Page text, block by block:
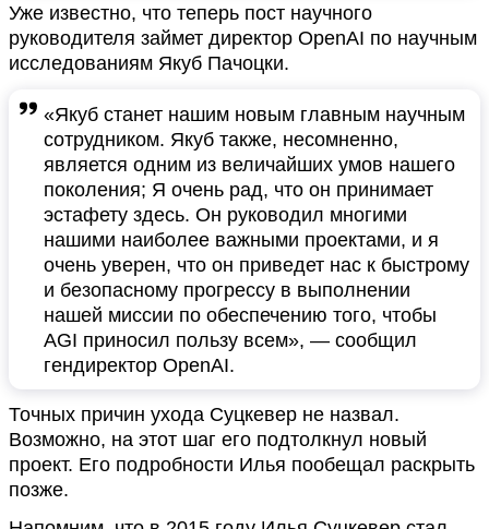
Уже известно, что теперь пост научного
руководителя займет директор OpenAI по научным
исследованиям Якуб Пачоцки.
«Якуб станет нашим новым главным научным
сотрудником. Якуб также, несомненно,
является одним из величайших умов нашего
поколения; Я очень рад, что он принимает
эстафету здесь. Он руководил многими
нашими наиболее важными проектами, и я
очень уверен, что он приведет нас к быстрому
и безопасному прогрессу в выполнении
нашей миссии по обеспечению того, чтобы
AGI приносил пользу всем», — сообщил
гендиректор OpenAI.
Точных причин ухода Суцкевер не назвал.
Возможно, на этот шаг его подтолкнул новый
проект. Его подробности Илья пообещал раскрыть
позже.